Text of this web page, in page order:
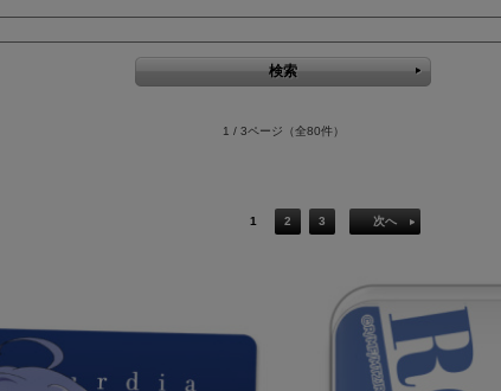
1 / 3ページ （全80件）
1 2 3 次へ